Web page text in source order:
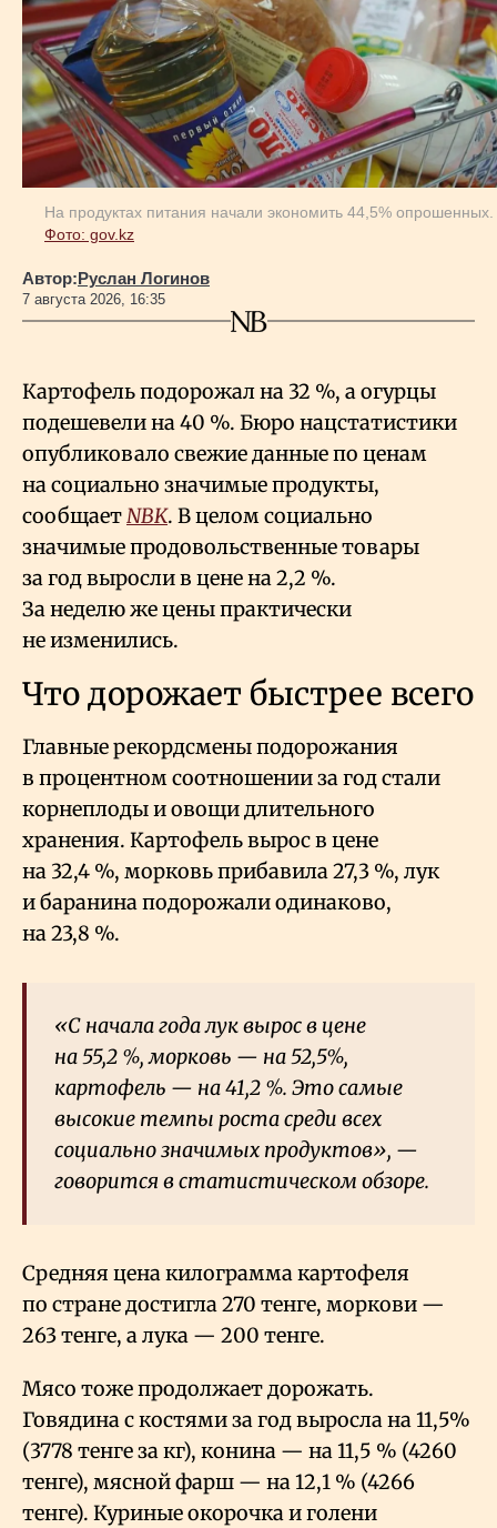
На продуктах питания начали экономить 44,5% опрошенных.
Фото: gov.kz
Автор:Руслан Логинов
7 августа 2026, 16:35
Картофель подорожал на 32 %, а огурцы
подешевели на 40 %. Бюро нацстатистики
опубликовало свежие данные по ценам
на социально значимые продукты,
сообщаетNBK. В целом социально
значимые продовольственные товары
за год выросли в цене на 2,2 %.
За неделю же цены практически
не изменились.
Что дорожает быстрее всего
Главные рекордсмены подорожания
в процентном соотношении за год стали
корнеплоды и овощи длительного
хранения. Картофель вырос в цене
на 32,4 %, морковь прибавила 27,3 %, лук
и баранина подорожали одинаково,
на 23,8 %.
«С начала года лук вырос в цене
на 55,2 %, морковь — на 52,5%,
картофель — на 41,2 %. Это самые
высокие темпы роста среди всех
социально значимых продуктов», —
говорится в статистическом обзоре.
Средняя цена килограмма картофеля
по стране достигла 270 тенге, моркови —
263 тенге, а лука — 200 тенге.
Мясо тоже продолжает дорожать.
Говядина с костями за год выросла на 11,5%
(3778 тенге за кг), конина — на 11,5 % (4260
тенге), мясной фарш — на 12,1 % (4266
тенге). Куриные окорочка и голени